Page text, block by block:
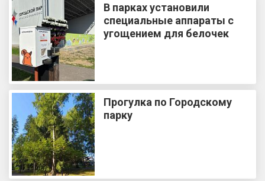
В парках установили
специальные аппараты с
угощением для белочек
Прогулка по Городскому
парку